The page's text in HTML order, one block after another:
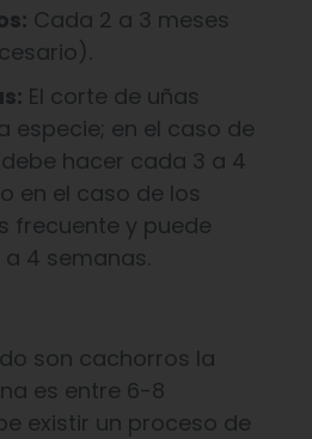
Cada 2 a 3 meses
El corte de uñas
especie; en el caso de
hacer cada 3 a 4
en el caso de los
frecuente y puede
4 semanas.
son cachorros la
es entre 6-8
existir un proceso de